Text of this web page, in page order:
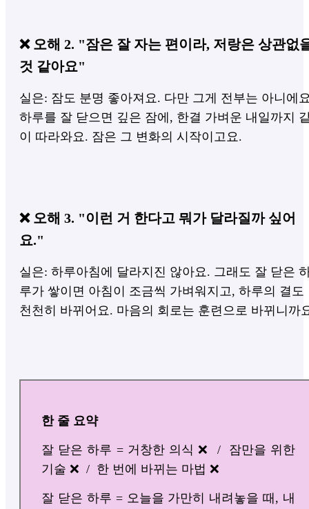
❌ 오해 2. "잠은 잘 자는 편이라, 저랑은 상관없
것 같아요"
실은: 잠도 분명 좋아져요. 다만 그게 전부는 아니에
하루를 잘 닫으면 깊은 잠에, 한결 가벼운 내일까지
이 따라와요. 잠은 그 변화의 시작이고요.
❌ 오해 3. "이런 거 한다고 뭐가 달라질까 싶어
요."
실은: 하루아침에 달라지진 않아요. 그래도 잘 닫은
루가 쌓이면 아침이 조금씩 가벼워지고, 하루의 결도
천천히 바뀌어요. 마음의 회로는 훈련으로 바뀌니까
한 줄 요약
잘 닫은 하루 = 거창한 의식 ❌ / 잠만을 위한
기술 ❌ / 한 번에 바뀌는 마법 ❌
잘 닫은 하루 = 오늘을 가만히 내려놓을 때, 내